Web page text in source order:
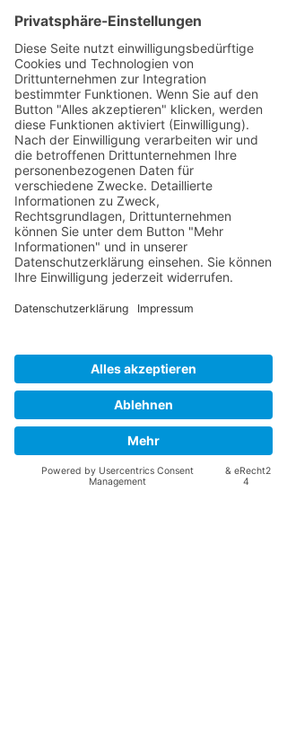
KatMed Summerschool Programm
.pdf
PDF herunterladen • 1.12MB
Aktuelle Beiträge